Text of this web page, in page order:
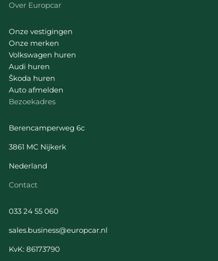
Over Europcar
Onze vestigingen
Onze merken
Volkswagen huren
Audi huren
Škoda huren
Auto afmelden
Bezoekadres
Berencamperweg 6c
3861 MC Nijkerk
Nederland
Contact
033 24 55 060
sales.business@europcar.nl
KvK: 86173790